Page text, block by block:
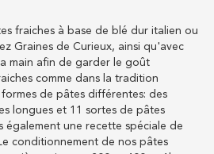
fraiches à base de blé dur italien ou
Graines de Curieux, ainsi qu'avec
main afin de garder le goût
comme dans la tradition
de pâtes différentes: des
longues et 11 sortes de pâtes
également une recette spéciale de
conditionnement de nos pâtes